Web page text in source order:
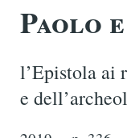
Paolo
l’Epistola ai
e